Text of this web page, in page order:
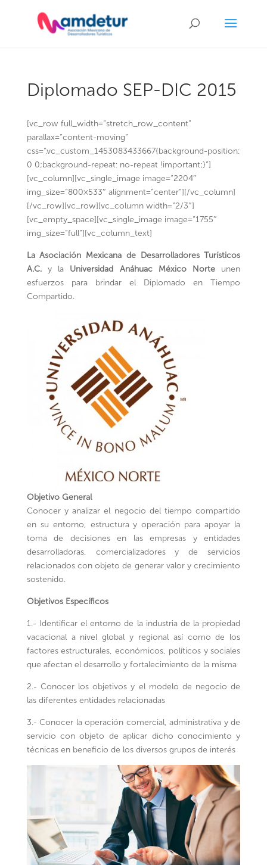
Diplomado SEP-DIC 2015
[vc_row full_width=”stretch_row_content”
parallax=”content-moving”
css=”.vc_custom_1453083433667{background-position:
0 0;background-repeat: no-repeat !important;}”]
[vc_column][vc_single_image image=”2204″
img_size=”800×533″ alignment=”center”][/vc_column]
[/vc_row][vc_row][vc_column width=”2/3″]
[vc_empty_space][vc_single_image image=”1755″
img_size=”full”][vc_column_text]
La Asociación Mexicana de Desarrolladores Turísticos
A.C.y la Universidad Anáhuac México Norte unen
esfuerzos para brindar el Diplomado en Tiempo
Compartido.
Objetivo General
Conocer y analizar el negocio del tiempo compartido
en su entorno, estructura y operación para apoyar la
toma de decisiones en las empresas y entidades
desarrolladoras, comercializadores y de servicios
relacionados con objeto de generar valor y crecimiento
sostenido.
Objetivos Específicos
1.- Identificar el entorno de la industria de la propiedad
vacacional a nivel global y regional así como de los
factores estructurales, económicos, políticos y sociales
que afectan el desarrollo y fortalecimiento de la misma
2.- Conocer los objetivos y el modelo de negocio de
las diferentes entidades relacionadas
3.- Conocer la operación comercial, administrativa y de
servicio con objeto de aplicar dicho conocimiento y
técnicas en beneficio de los diversos grupos de interés